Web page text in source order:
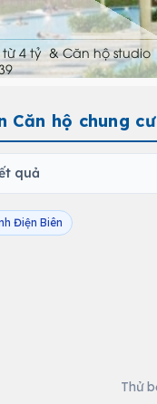
4 tỷ & Căn hộ studio
Căn hộ chung
quả
Điện Biên
Thử